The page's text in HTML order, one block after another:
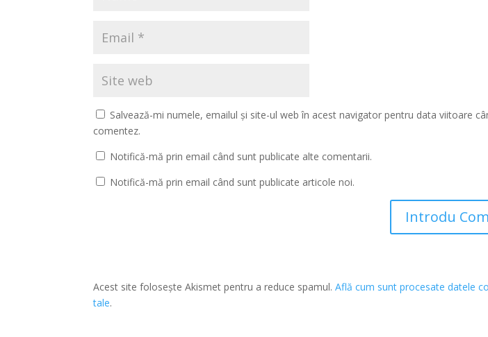
Salvează-mi numele, emailul și site-ul web în acest navigator pentru data viitoare
comentez.
Notifică-mă prin email când sunt publicate alte comentarii.
Notifică-mă prin email când sunt publicate articole noi.
Acest site folosește Akismet pentru a reduce spamul.Află cum sunt procesate datele
tale.